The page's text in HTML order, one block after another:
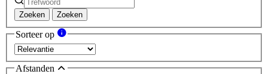
Zoeken Zoeken
Sorteer op
Afstanden